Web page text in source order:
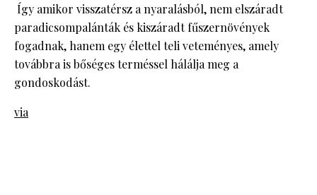
Így amikor visszatérsz a nyaralásból, nem elszáradt
paradicsompalánták és kiszáradt fűszernövények
fogadnak, hanem egy élettel teli veteményes, amely
továbbra is bőséges terméssel hálálja meg a
gondoskodást.
via